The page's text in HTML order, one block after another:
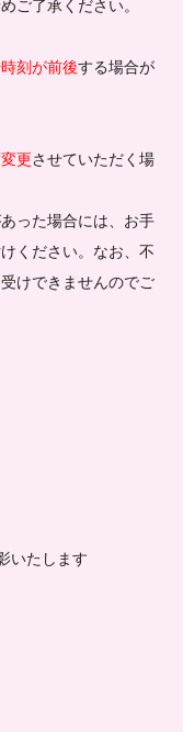
ご了承ください。
刻が前後する場合が
更させていただく場
った場合には、お手
ください。なお、不
けできませんのでご
いたします